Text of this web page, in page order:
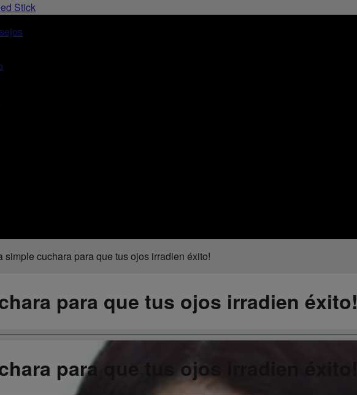
Stick
simple cuchara para que tus ojos irradien éxito!
para que tus ojos irradien éxito!
para que tus ojos irradien éxito!